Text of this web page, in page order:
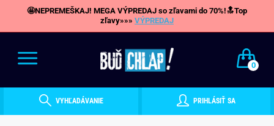
🤩NEPREMEŠKAJ! MEGA VÝPREDAJ so zľavami do 70%!🔝Top
zľavy»»» VÝPREDAJ
0
VYHĽADÁVANIE PRIHLÁSIŤ SA